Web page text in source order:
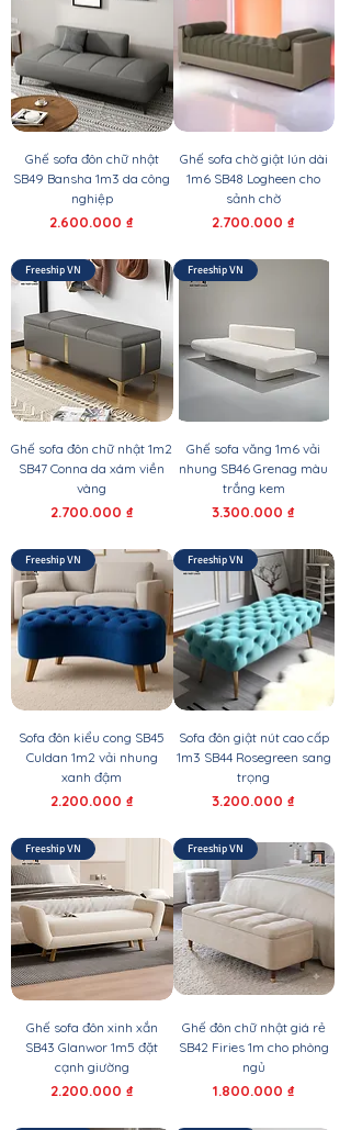
Ghế sofa đôn chữ nhật
SB49 Bansha 1m3 da công
nghiệp
Giá
2.600.000 ₫
Ghế sofa chờ giật lún dài
1m6 SB48 Logheen cho
sảnh chờ
Giá
2.700.000 ₫
Freeship VN
Ghế sofa đôn chữ nhật 1m2
SB47 Conna da xám viền
vàng
Giá
2.700.000 ₫
Freeship VN
Ghế sofa văng 1m6 vải
nhung SB46 Grenag màu
trắng kem
Giá
3.300.000 ₫
Freeship VN
Sofa đôn kiểu cong SB45
Culdan 1m2 vải nhung
xanh đậm
Giá
2.200.000 ₫
Freeship VN
Sofa đôn giật nút cao cấp
1m3 SB44 Rosegreen sang
trọng
Giá
3.200.000 ₫
Freeship VN
Ghế sofa đôn xinh xắn
SB43 Glanwor 1m5 đặt
cạnh giường
Giá
2.200.000 ₫
Freeship VN
Ghế đôn chữ nhật giá rẻ
SB42 Firies 1m cho phòng
ngủ
Giá
1.800.000 ₫